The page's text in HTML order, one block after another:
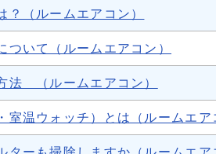
（ルームエアコン）
いて（ルームエアコン）
法 （ルームエアコン）
温ウォッチ）とは（ルームエア